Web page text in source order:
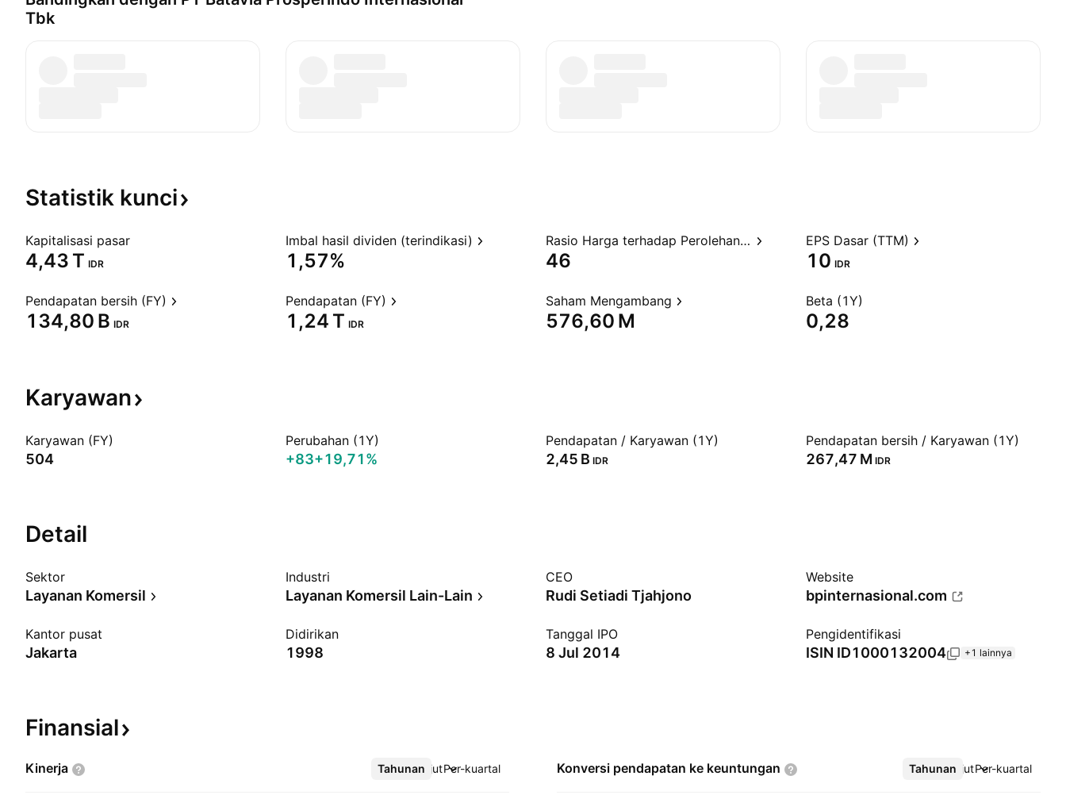
Tbk
Statistik kunci
Kapitalisasi pasar
‪4,43 T‬ IDR
Imbal hasil dividen (terindikasi)
1,57%
Rasio Harga terhadap Perolehan (TTM)
46
EPS Dasar (TTM)
10 IDR
Pendapatan bersih (FY)
‪134,80 B‬ IDR
Pendapatan (FY)
‪1,24 T‬ IDR
Saham Mengambang
‪576,60 M‬
Beta (1Y)
0,28
Karyawan
Karyawan (FY)
504
Perubahan (1Y)
+83+19,71%
Pendapatan / Karyawan (1Y)
‪2,45 B‬ IDR
Pendapatan bersih / Karyawan (1Y)
‪267,47 M‬ IDR
Detail
Sektor
Layanan Komersil
Industri
Layanan Komersil Lain-Lain
CEO
Rudi Setiadi Tjahjono
Website
bpinternasional.com
Kantor pusat
Jakarta
Didirikan
1998
Tanggal IPO
8 Jul 2014
Pengidentifikasi
ISIN ID1000132004 +1 lainnya
Finansial
Kinerja Tahunan Per-kuartal
Lebih lanjut Konversi pendapatan ke keuntungan Tahunan Per-kuartal
Lebih lanjut